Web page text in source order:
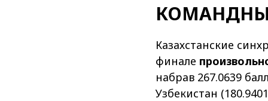
Казахстанские
финале
набрав 267.0639
Узбекистан